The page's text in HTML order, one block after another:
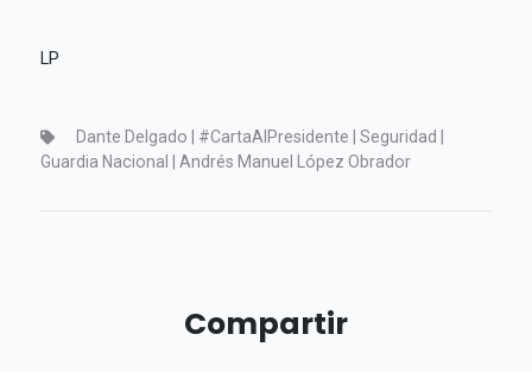
LP
Dante Delgado | #CartaAlPresidente | Seguridad |
Guardia Nacional | Andrés Manuel López Obrador
Compartir